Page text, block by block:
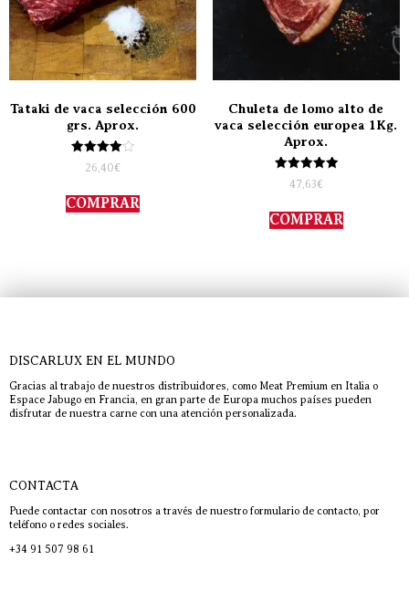
Tataki de vaca selección 600
grs. Aprox.
Valorado
con
de 5
26,40€
COMPRAR
Chuleta de lomo alto de
vaca selección europea 1Kg.
Aprox.
Valorado
con
de 5
47,63€
COMPRAR
DISCARLUX EN EL MUNDO
Gracias al trabajo de nuestros distribuidores, como Meat Premium en Italia o
Espace Jabugo en Francia, en gran parte de Europa muchos países pueden
disfrutar de nuestra carne con una atención personalizada.
CONTACTA
Puede contactar con nosotros a través de nuestro formulario de contacto, por
teléfono o redes sociales.
+34 91 507 98 61